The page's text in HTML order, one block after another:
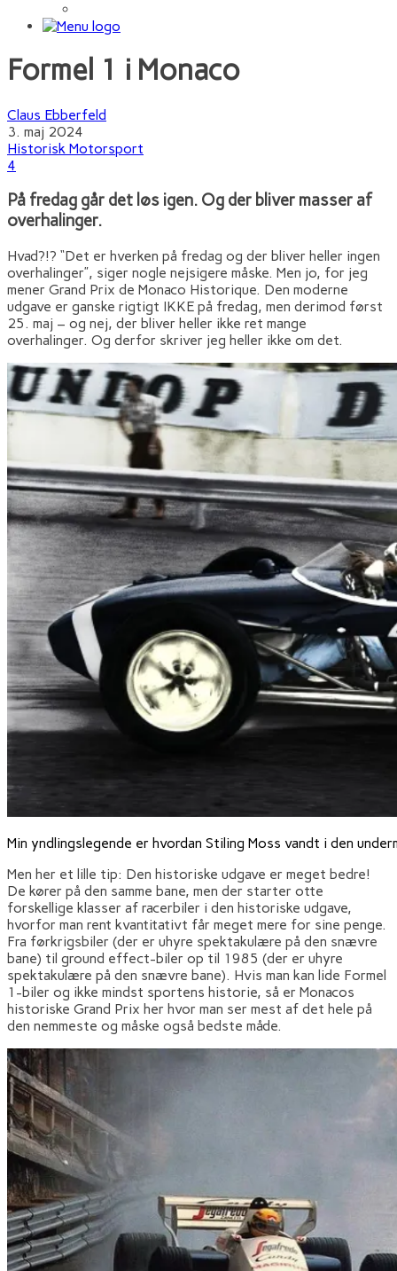
Formel 1 i Monaco
Claus Ebberfeld
3. maj 2024
Historisk Motorsport
4
På fredag går det løs igen. Og der bliver masser af
overhalinger.
Hvad?!? “Det er hverken på fredag og der bliver heller ingen
overhalinger”, siger nogle nejsigere måske. Men jo, for jeg
mener Grand Prix de Monaco Historique. Den moderne
udgave er ganske rigtigt IKKE på fredag, men derimod først
25. maj – og nej, der bliver heller ikke ret mange
overhalinger. Og derfor skriver jeg heller ikke om det.
Min yndlingslegende er hvordan Stiling Moss vandt i den
Men her et lille tip: Den historiske udgave er meget bedre!
De kører på den samme bane, men der starter otte
forskellige klasser af racerbiler i den historiske udgave,
hvorfor man rent kvantitativt får meget mere for sine penge.
Fra førkrigsbiler (der er uhyre spektakulære på den snævre
bane) til ground effect-biler op til 1985 (der er uhyre
spektakulære på den snævre bane). Hvis man kan lide Formel
1-biler og ikke mindst sportens historie, så er Monacos
historiske Grand Prix her hvor man ser mest af det hele på
den nemmeste og måske også bedste måde.